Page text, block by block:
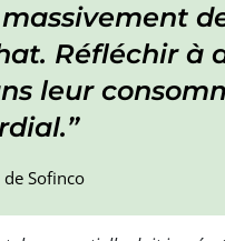
Réfléchir à
leur
Sofinco